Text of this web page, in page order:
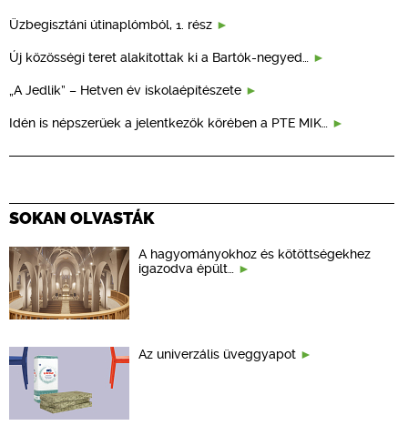
Üzbegisztáni útinaplómból, 1. rész
Új közösségi teret alakítottak ki a Bartók-negyed…
„A Jedlik” – Hetven év iskolaépítészete
Idén is népszerűek a jelentkezők körében a PTE MIK…
SOKAN OLVASTÁK
A hagyományokhoz és kötöttségekhez
igazodva épült…
Az univerzális üveggyapot